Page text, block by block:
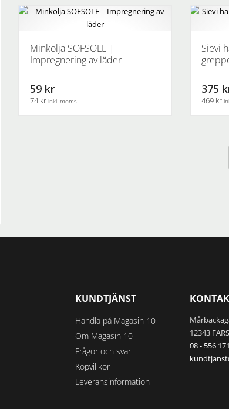
på
produktsidan
här
flera
varianter.
olika
alternativen
här
flera
varianter.
olika
Minkolja SOFSOLE |
Impregnering av läder
59 kr
74 kr inkl. moms
Sievi
375
469 kr
kan
KUNDTJÄNST
Handla på Magasin 10
Om Magasin 10
Frågor och svar
Köpvillkor
Leveransinformation
12343
08 - 556